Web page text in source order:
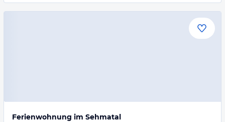
Ferienwohnung im Sehmatal